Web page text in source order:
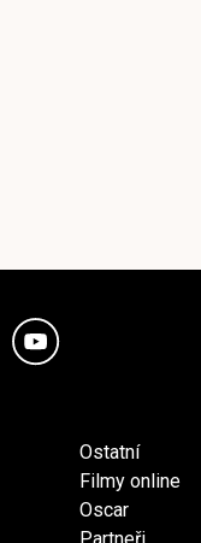
Ostatní
Filmy online
Oscar